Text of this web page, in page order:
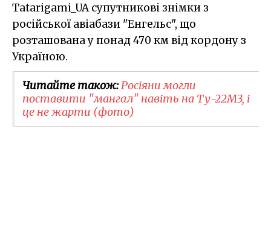
Tatarigami_UA супутникові знімки з
російської авіабази "Енгельс", що
розташована у понад 470 км від кордону з
Україною.
Читайте також:Росіяни могли
поставити "мангал" навіть на Ту-22М3, і
це не жарти (фото)